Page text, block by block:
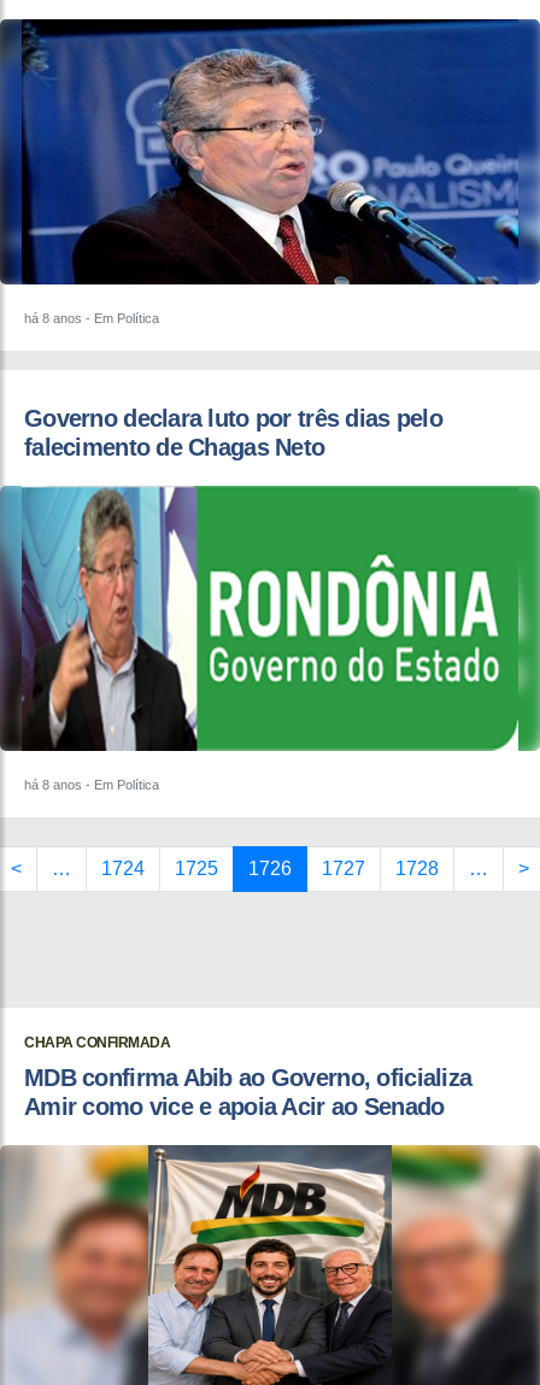
há 8 anos - Em Política
​Governo declara luto por três dias pelo
falecimento de Chagas Neto
há 8 anos - Em Política
< … 1724 1725 1726 1727 1728 … >
CHAPA CONFIRMADA
MDB confirma Abib ao Governo, oficializa
Amir como vice e apoia Acir ao Senado